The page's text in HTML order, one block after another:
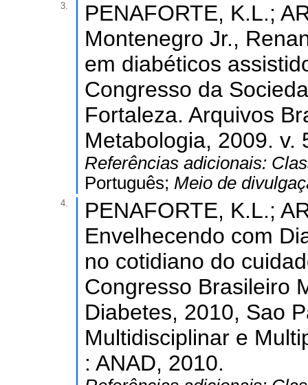
3.
PENAFORTE, K.L.;
Montenegro Jr.,
em diabéticos
Congresso da
Fortaleza. Arquivos
Metabologia, 2009. v.
Referências adicionais:
Português; Meio de
4.
PENAFORTE, K.L.;
Envelhecendo com
no cotidiano do
Congresso Brasileiro
Diabetes, 2010, Sao
Multidisciplinar e
: ANAD, 2010.